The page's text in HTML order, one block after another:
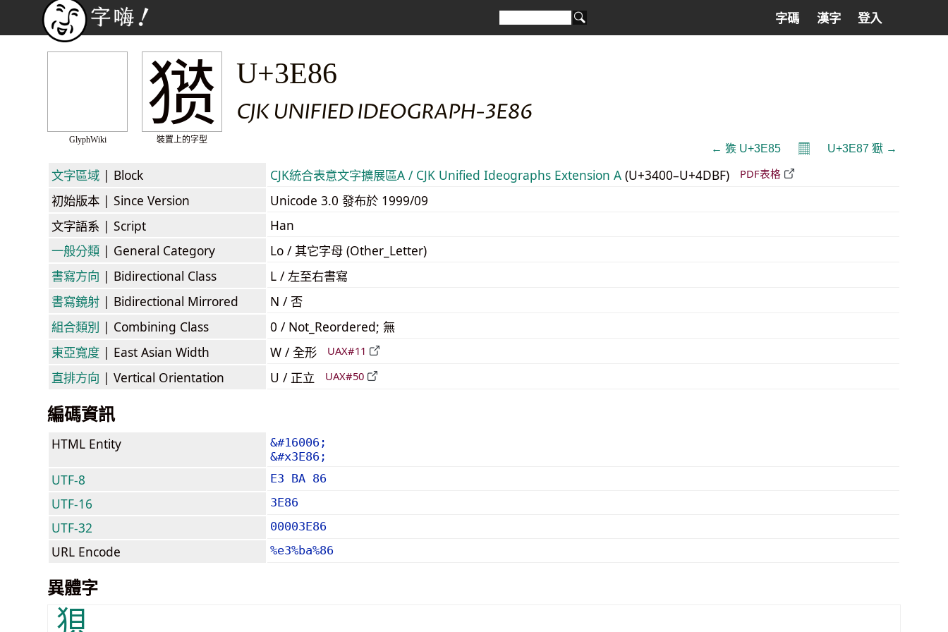
字碼 漢字 登入
GlyphWiki
㺆
裝置上的字型
U+3E86
CJK UNIFIED IDEOGRAPH-3E86
← 㺅 U+3E85 𝄜 U+3E87 㺇 →
文字區域 | Block CJK統合表意文字擴展區A / CJK Unified Ideographs Extension A (U+3400–U+4DBF) PDF表格
初始版本 | Since Version
Unicode 3.0 發布於 1999/09
文字語系 | Script
Han
一般分類 | General Category
Lo / 其它字母 (Other_Letter)
書寫方向 | Bidirectional Class
L / 左至右書寫
書寫鏡射 | Bidirectional Mirrored
N / 否
組合類別 | Combining Class
0 / Not_Reordered; 無
東亞寬度 | East Asian Width W / 全形 UAX#11
直排方向 | Vertical Orientation U / 正立 UAX#50
編碼資訊
HTML Entity
&#16006;
&#x3E86;
UTF-8 E3 BA 86
UTF-16 3E86
UTF-32 00003E86
URL Encode %e3%ba%86
異體字
狽